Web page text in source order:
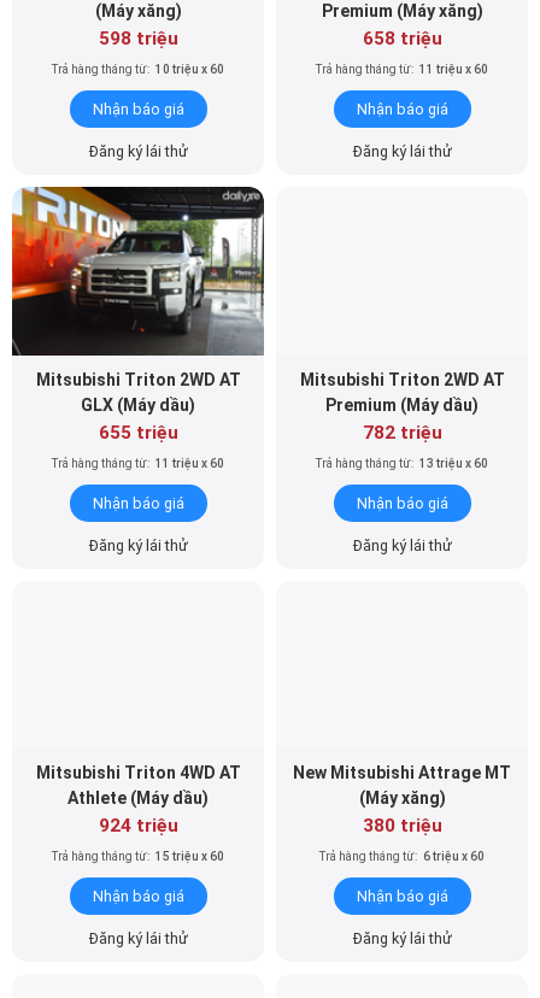
(Máy xăng)
598 triệu
Trả hàng tháng từ: 10 triệu x 60
Nhận báo giá
Đăng ký lái thử
Premium (Máy xăng)
658 triệu
Trả hàng tháng từ: 11 triệu x 60
Nhận báo giá
Đăng ký lái thử
Mitsubishi Triton 2WD AT
GLX (Máy dầu)
655 triệu
Trả hàng tháng từ: 11 triệu x 60
Nhận báo giá
Đăng ký lái thử
Mitsubishi Triton 2WD AT
Premium (Máy dầu)
782 triệu
Trả hàng tháng từ: 13 triệu x 60
Nhận báo giá
Đăng ký lái thử
Mitsubishi Triton 4WD AT
Athlete (Máy dầu)
924 triệu
Trả hàng tháng từ: 15 triệu x 60
Nhận báo giá
Đăng ký lái thử
New Mitsubishi Attrage MT
(Máy xăng)
380 triệu
Trả hàng tháng từ: 6 triệu x 60
Nhận báo giá
Đăng ký lái thử